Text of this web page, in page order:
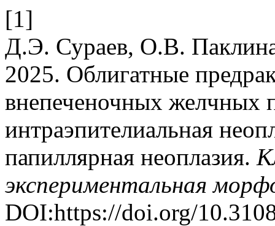
[1]
Д.Э. Сураев, О.В.
2025. Облигатные
внепеченочных желчных
интраэпителиальная
папиллярная неоплазия.
экспериментальная
DOI:https://doi.org/